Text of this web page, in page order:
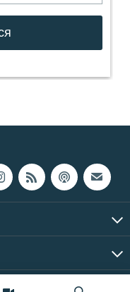
| Все права защищены.